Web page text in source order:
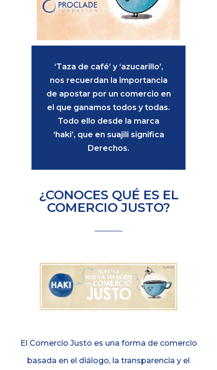
‘Taza de café’ y ‘azucarillo’,
nos recuerdan la importancia
de apostar por un comercio en
el que ganamos todos y todas.
Todo ello desde la marca
‘haki’, que en suajili significa
Derechos.
¿CONOCES QUÉ ES EL
COMERCIO JUSTO?
El Comercio Justo es una forma de comercio
basada en el diálogo, la transparencia y el